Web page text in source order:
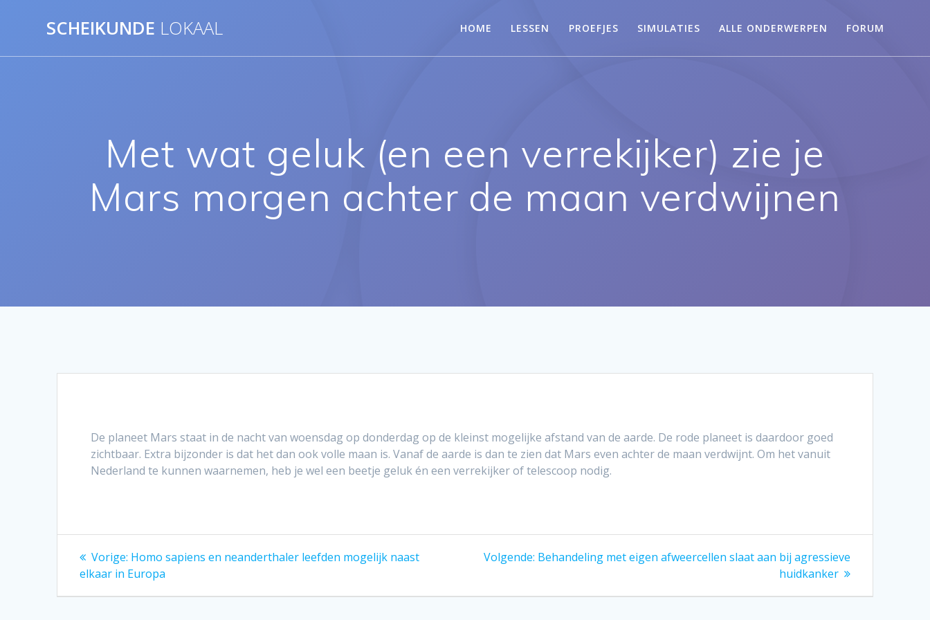
inhoud
SCHEIKUNDE LOKAAL HOME LESSEN PROEFJES SIMULATIES ALLE ONDERWERPEN FORUM
Met wat geluk (en een verrekijker) zie je
Mars morgen achter de maan verdwijnen
De planeet Mars staat in de nacht van woensdag op donderdag op de kleinst mogelijke afstand van de aarde. De rode planeet is daardoor goed
zichtbaar. Extra bijzonder is dat het dan ook volle maan is. Vanaf de aarde is dan te zien dat Mars even achter de maan verdwijnt. Om het vanuit
Nederland te kunnen waarnemen, heb je wel een beetje geluk én een verrekijker of telescoop nodig.
Bericht
navigatie
Vorige: Vorig
bericht:
Homo sapiens en neanderthaler leefden mogelijk naast
elkaar in Europa
Volgende: Volgend
Behandeling met eigen afweercellen slaat aan bij agressieve
huidkanker